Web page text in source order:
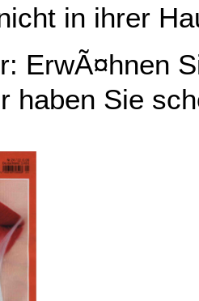
in ihrer
ErwÃ¤hnen
haben Sie